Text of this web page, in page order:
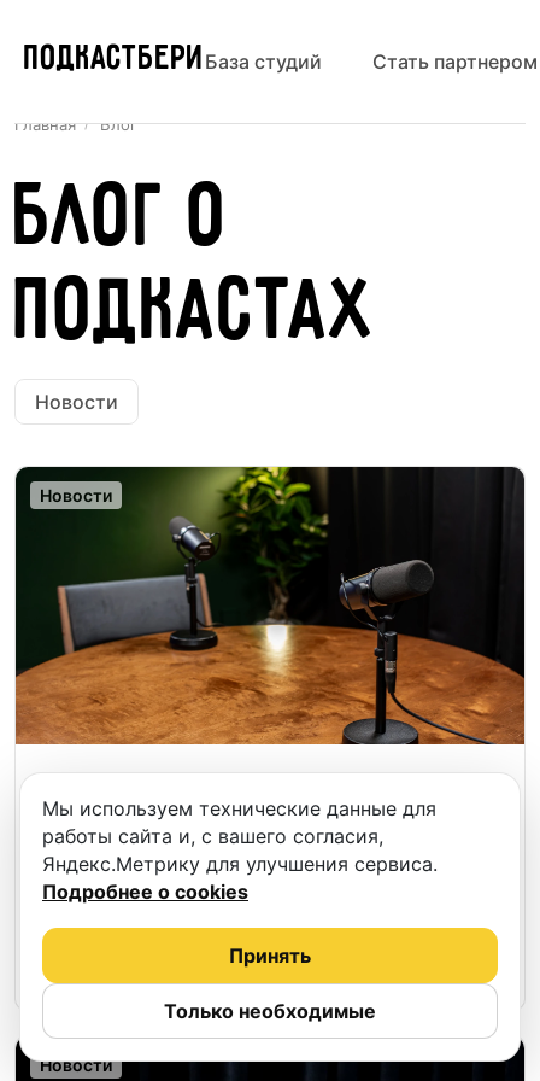
ПОДКАСТБЕРИ База студий Стать партнером
Главная Блог
Блог о
подкастах
Новости
Новости
Выездная запись подкастов - услуга
бронирования на Podcastbery.
Никаких студийных стен, никаких «приезжайте
к нам»: профессионалы сами приедут к вам с
микрофонами, камерами и всем необходимым.
16.04.2026
Новости
Мы используем технические данные для
работы сайта и, с вашего согласия,
Яндекс.Метрику для улучшения сервиса.
Подробнее о cookies
Только необходимые
Принять